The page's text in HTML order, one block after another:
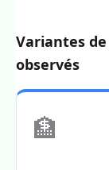
Variantes
observés
🏦